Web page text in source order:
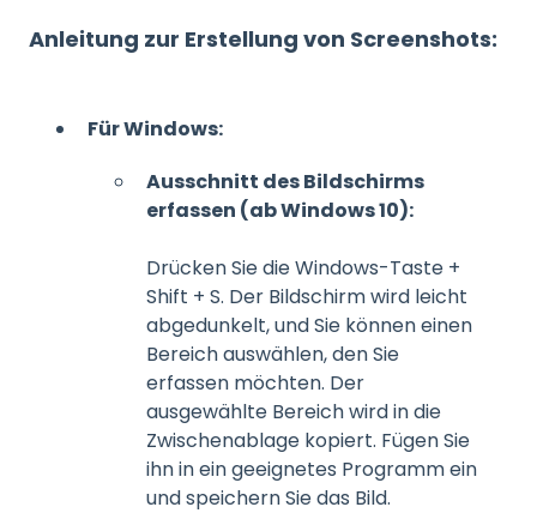
Anleitung zur Erstellung von Screenshots:
Für Windows:
Ausschnitt des Bildschirms
erfassen (ab Windows 10):
Drücken Sie die Windows-Taste +
Shift + S. Der Bildschirm wird leicht
abgedunkelt, und Sie können einen
Bereich auswählen, den Sie
erfassen möchten. Der
ausgewählte Bereich wird in die
Zwischenablage kopiert. Fügen Sie
ihn in ein geeignetes Programm ein
und speichern Sie das Bild.